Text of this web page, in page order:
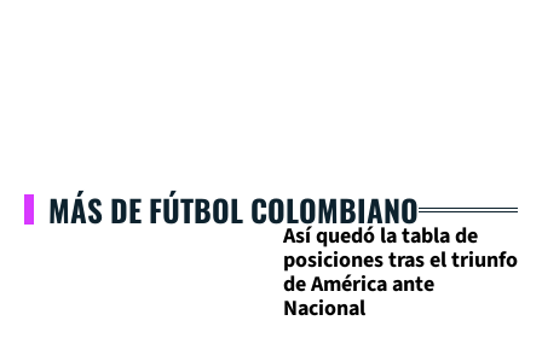
MÁS DE FÚTBOL COLOMBIANO
Así quedó la tabla de
posiciones tras el triunfo
de América ante
Nacional